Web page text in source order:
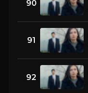
90
91
92